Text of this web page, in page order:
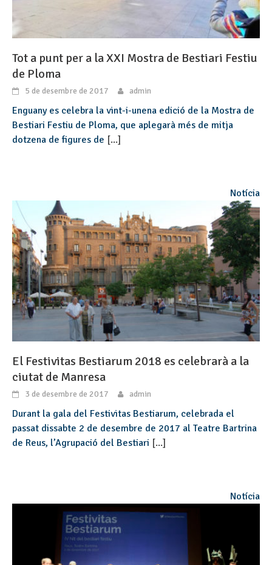
Tot a punt per a la XXI Mostra de Bestiari Festiu
de Ploma
5 de desembre de 2017 admin
Enguany es celebra la vint-i-unena edició de la Mostra de
Bestiari Festiu de Ploma, que aplegarà més de mitja
dotzena de figures de [...]
Notícia
El Festivitas Bestiarum 2018 es celebrarà a la
ciutat de Manresa
3 de desembre de 2017 admin
Durant la gala del Festivitas Bestiarum, celebrada el
passat dissabte 2 de desembre de 2017 al Teatre Bartrina
de Reus, l’Agrupació del Bestiari [...]
Notícia